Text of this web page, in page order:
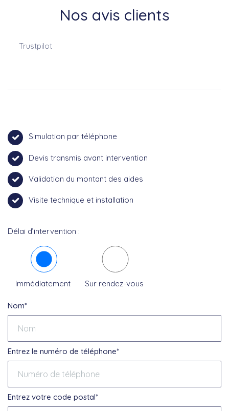
Nos avis clients
Trustpilot
Simulation par téléphone
Devis transmis avant intervention
Validation du montant des aides
Visite technique et installation
Délai d’intervention :
Immédiatement Sur rendez-vous
Nom*
Entrez le numéro de téléphone*
Entrez votre code postal*